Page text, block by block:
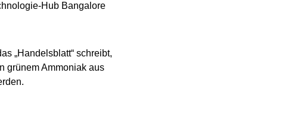
Hub Bangalore
„Handelsblatt“ schreibt,
grünem Ammoniak aus